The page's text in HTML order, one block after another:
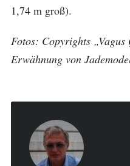
1,74 m groß).
Fotos: Copyrights
Erwähnung von